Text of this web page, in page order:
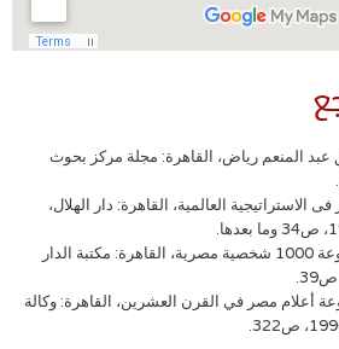
عبد المنعم رياض، القاهرة: مجلة مركز بحوث
6 أكتوبر فى الاستراتيجية العالمية، القاهرة: دار الهلال،
لمعى المطيعي، موسوعة 1000 شخصية مصرية، القاهرة: مكتبة الدار
مصر في القرن العشرين، القاهرة: وكالة